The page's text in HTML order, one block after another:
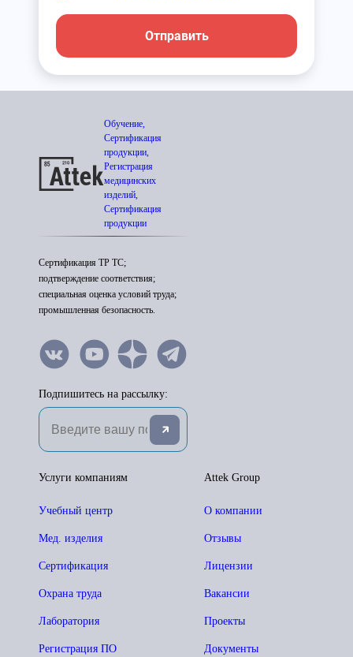
Отправить
Обучение,
Сертификация
продукции,
Регистрация
медицинских
изделий,
Сертификация
продукции
Сертификация ТР ТС;
подтверждение соответствия;
специальная оценка условий труда;
промышленная безопасность.
Подпишитесь на рассылку:
Attek Group
О компании
Отзывы
Лицензии
Вакансии
Проекты
Документы
Услуги компаниям
Учебный центр
Мед. изделия
Сертификация
Охрана труда
Лаборатория
Регистрация ПО